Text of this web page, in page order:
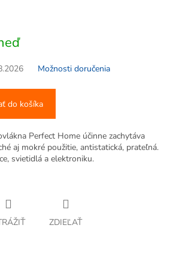
Možnosti doručenia
do košíka
Perfect Home účinne zachytáva
aj mokré použitie, antistatická, prateľná.
svietidlá a elektroniku.
ZDIEĽAŤ